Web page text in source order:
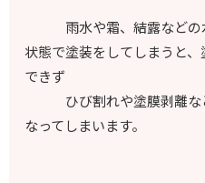
雨水や霜、結露などの
状態で塗装をしてしまうと
できず
ひび割れや塗膜剥離など
なってしまいます。